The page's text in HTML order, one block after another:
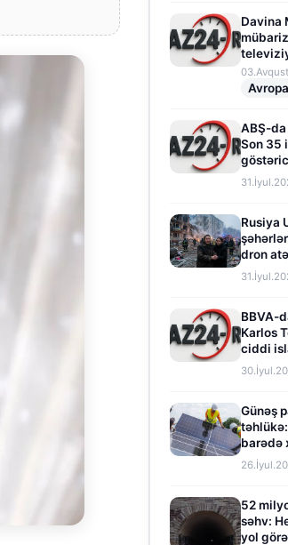
Davina
fasilə
Avropa
ABŞ-da
Son 35
olunur
Rusiya
dron
BBVA-
Karlos
ciddi
Günəş
barədə
52
səhv:
yol